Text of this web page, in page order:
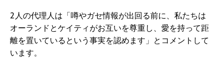
2人の代理人は「噂やガセ情報が出回る前に、私たちは
オーランドとケイティがお互いを尊重し、愛を持って距
離を置いているという事実を認めます」とコメントして
います。